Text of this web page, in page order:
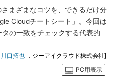
まざまなコツを、できるだけ分
Cloudチートシート」。今回は
の一致をチェックする代表的
川口拓也 ，ジーアイクラウド株式会社]
PC用表示